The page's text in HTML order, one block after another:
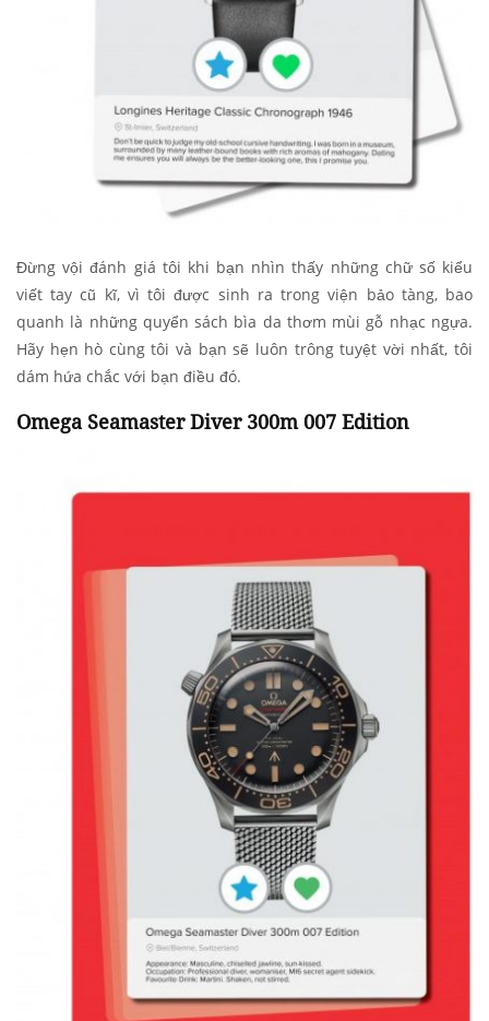
Đừng vội đánh giá tôi khi bạn nhìn thấy những chữ số kiểu
viết tay cũ kĩ, vì tôi được sinh ra trong viện bảo tàng, bao
quanh là những quyển sách bìa da thơm mùi gỗ nhạc ngựa.
Hãy hẹn hò cùng tôi và bạn sẽ luôn trông tuyệt vời nhất, tôi
dám hứa chắc với bạn điều đó.
Omega Seamaster Diver 300m 007 Edition